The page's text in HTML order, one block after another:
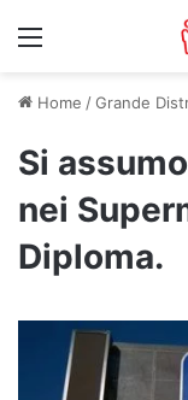
Menu
Home /Grande
Si
nei
Diploma.